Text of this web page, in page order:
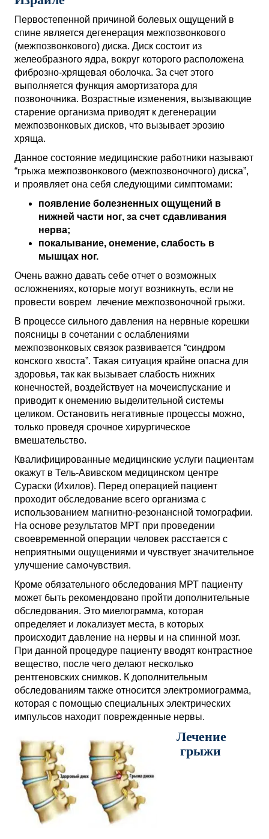
Первостепенной причиной болевых ощущений в
спине является дегенерация межпозвонкового
(межпозвонкового) диска. Диск состоит из
желеобразного ядра, вокруг которого расположена
фиброзно-хрящевая оболочка. За счет этого
выполняется функция амортизатора для
позвоночника. Возрастные изменения, вызывающие
старение организма приводят к дегенерации
межпозвонковых дисков, что вызывает эрозию
хряща.
Данное состояние медицинские работники называют
“грыжа межпозвонкового (межпозвоночного) диска”,
и проявляет она себя следующими симптомами:
появление болезненных ощущений в
нижней части ног, за счет сдавливания
нерва;
покалывание, онемение, слабость в
мышцах ног.
Очень важно давать себе отчет о возможных
осложнениях, которые могут возникнуть, если не
провести воврем лечение межпозвоночной грыжи.
В процессе сильного давления на нервные корешки
поясницы в сочетании с ослаблениями
межпозвонковых связок развивается “синдром
конского хвоста”. Такая ситуация крайне опасна для
здоровья, так как вызывает слабость нижних
конечностей, воздействует на мочеиспускание и
приводит к онемению выделительной системы
целиком. Остановить негативные процессы можно,
только проведя срочное хирургическое
вмешательство.
Квалифицированные медицинские услуги пациентам
окажут в Тель-Авивском медицинском центре
Сураски (Ихилов). Перед операцией пациент
проходит обследование всего организма с
использованием магнитно-резонансной томографии.
На основе результатов МРТ при проведении
своевременной операции человек расстается с
неприятными ощущениями и чувствует значительное
улучшение самочувствия.
Кроме обязательного обследования МРТ пациенту
может быть рекомендовано пройти дополнительные
обследования. Это миелограмма, которая
определяет и локализует места, в которых
происходит давление на нервы и на спинной мозг.
При данной процедуре пациенту вводят контрастное
вещество, после чего делают несколько
рентгеновских снимков. К дополнительным
обследованиям также относится электромиограмма,
которая с помощью специальных электрических
импульсов находит поврежденные нервы.
Лечение
грыжи